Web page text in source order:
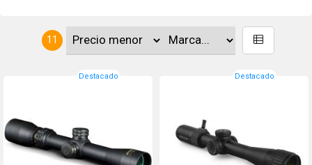
11
Destacado Destacado